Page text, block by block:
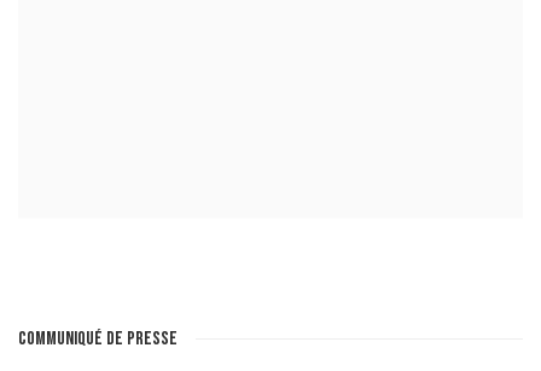
COMMUNIQUÉ DE PRESSE